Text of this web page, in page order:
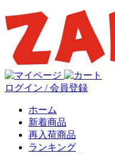
ログイン / 会員登録
ホーム
新着商品
再入荷商品
ランキング